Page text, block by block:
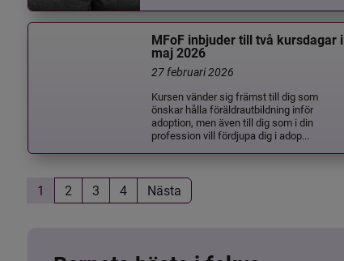
MFoF inbjuder till två kursdagar i
maj 2026
27 februari 2026
Kursen vänder sig främst till dig som
önskar hålla föräldrautbildning inför
adoption, men även till dig som i din
profession vill fördjupa dig i adop...
1 2 3 4 Nästa